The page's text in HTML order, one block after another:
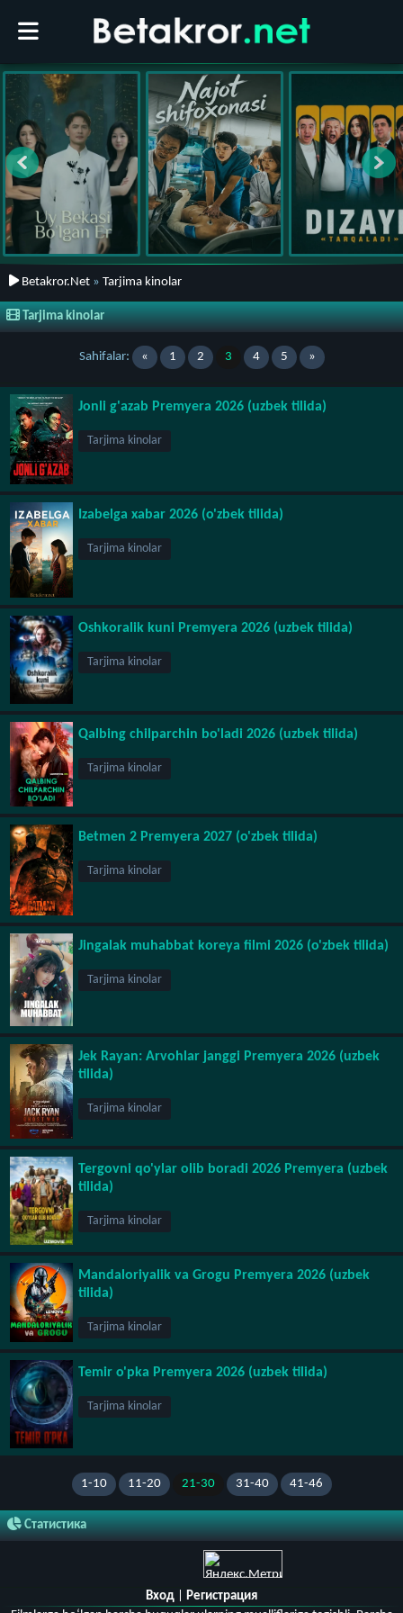
Betakror.Net » Tarjima kinolar
Tarjima kinolar
Sahifalar: « 1 2 3 4 5 »
Jonli g'azab Premyera 2026 (uzbek tilida)
Tarjima kinolar
Izabelga xabar 2026 (o'zbek tilida)
Tarjima kinolar
Oshkoralik kuni Premyera 2026 (uzbek tilida)
Tarjima kinolar
Qalbing chilparchin bo'ladi 2026 (uzbek tilida)
Tarjima kinolar
Betmen 2 Premyera 2027 (o'zbek tilida)
Tarjima kinolar
Jingalak muhabbat koreya filmi 2026 (o'zbek tilida)
Tarjima kinolar
Jek Rayan: Arvohlar janggi Premyera 2026 (uzbek
tilida)
Tarjima kinolar
Tergovni qo'ylar olib boradi 2026 Premyera (uzbek
tilida)
Tarjima kinolar
Mandaloriyalik va Grogu Premyera 2026 (uzbek
tilida)
Tarjima kinolar
Temir o'pka Premyera 2026 (uzbek tilida)
Tarjima kinolar
1-10 11-20 21-30 31-40 41-46
Статистика
Вход
Регистрация